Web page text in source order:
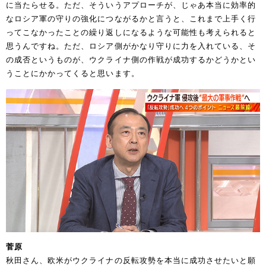
に当たらせる。ただ、そういうアプローチが、じゃあ本当に効率的
なロシア軍の守りの強化につながるかと言うと、これまで上手く行
ってこなかったことの繰り返しになるような可能性も考えられると
思うんですね。ただ、ロシア側がかなり守りに力を入れている、そ
の成否というものが、ウクライナ側の作戦が成功するかどうかとい
うことにかかってくると思います。
菅原
秋田さん、欧米がウクライナの反転攻勢を本当に成功させたいと願